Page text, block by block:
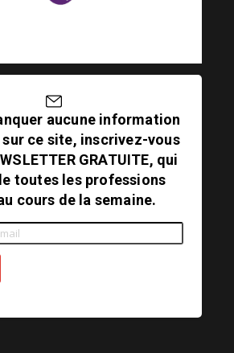
aucune information
ce site, inscrivez-vous
GRATUITE, qui
toutes les professions
cours de la semaine.